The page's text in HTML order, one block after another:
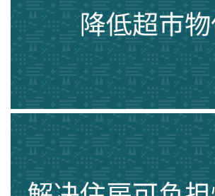
可负担的能源
解决住房可负担性问题